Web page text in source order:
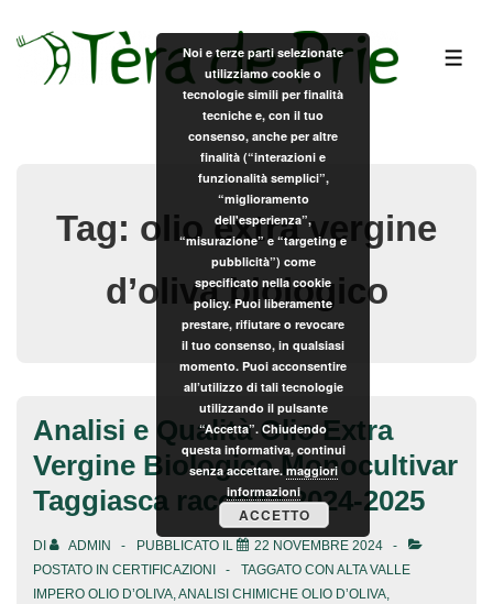
Vai
Tag: olio extra vergine
d’oliva biologico
Analisi e Qualità Olio Extra
Vergine Biologico Monocultivar
Taggiasca raccolta 2024-2025
DI ADMIN PUBBLICATO IL
22 NOVEMBRE 2024
POSTATO IN CERTIFICAZIONI TAGGATO CON ALTA VALLE
IMPERO OLIO D’OLIVA,ANALISI CHIMICHE OLIO D’OLIVA,
Noi e terze parti selezionate
utilizziamo cookie o
tecnologie simili per finalità
tecniche e, con il tuo
consenso, anche per altre
finalità (“interazioni e
funzionalità semplici”,
“miglioramento
dell'esperienza”,
“misurazione” e “targeting e
pubblicità”) come
specificato nella cookie
policy. Puoi liberamente
prestare, rifiutare o revocare
il tuo consenso, in qualsiasi
momento. Puoi acconsentire
all’utilizzo di tali tecnologie
utilizzando il pulsante
“Accetta”. Chiudendo
questa informativa, continui
senza accettare. maggiori
informazioni
ACCETTO